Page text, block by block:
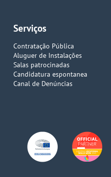
Serviços
Contratação Pública
Aluguer de Instalações
Salas patrocinadas
Candidatura espontanea
Canal de Denúncias